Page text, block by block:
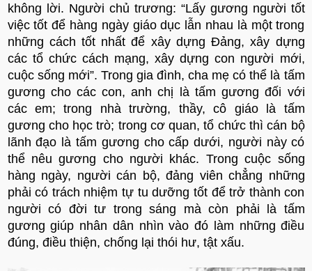
không lời. Người chủ trương: “Lấy gương người tốt
việc tốt để hàng ngày giáo dục lẫn nhau là một trong
những cách tốt nhất để xây dựng Đảng, xây dựng
các tổ chức cách mạng, xây dựng con người mới,
cuộc sống mới”. Trong gia đình, cha mẹ có thể là tấm
gương cho các con, anh chị là tấm gương đối với
các em; trong nhà trường, thầy, cô giáo là tấm
gương cho học trò; trong cơ quan, tổ chức thì cán bộ
lãnh đạo là tấm gương cho cấp dưới, người này có
thể nêu gương cho người khác. Trong cuộc sống
hàng ngày, người cán bộ, đảng viên chẳng những
phải có trách nhiệm tự tu dưỡng tốt để trở thành con
người có đời tư trong sáng mà còn phải là tấm
gương giúp nhân dân nhìn vào đó làm những điều
đúng, điều thiện, chống lại thói hư, tật xấu.